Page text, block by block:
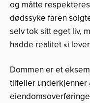
og måtte
dødssyke faren
selv tok sitt eget liv,
hadde realitet «i
Dommen er et
tilfeller underkjenner